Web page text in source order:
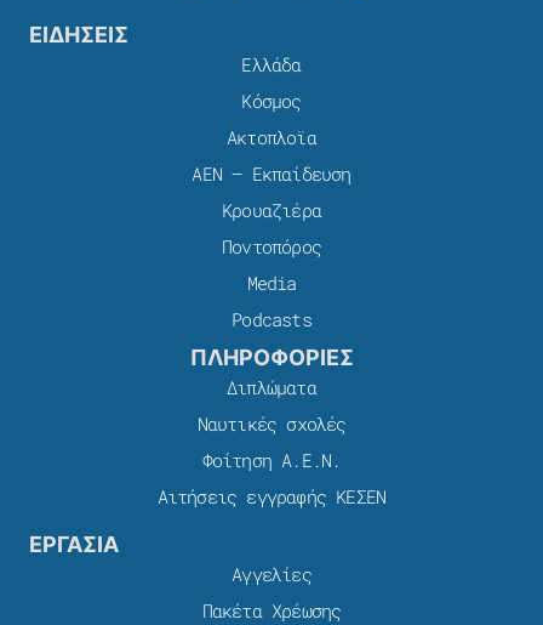
ΕΙΔΗΣΕΙΣ
Ελλάδα
Κόσμος
Ακτοπλοϊα
ΑΕΝ – Εκπαίδευση
Κρουαζιέρα
Ποντοπόρος
Media
Podcasts
ΠΛΗΡΟΦΟΡΙΕΣ
Διπλώματα
Ναυτικές σχολές
Φοίτηση Α.Ε.Ν.
Αιτήσεις εγγραφής ΚΕΣΕΝ
ΕΡΓΑΣΙΑ
Αγγελίες
Πακέτα Χρέωσης​